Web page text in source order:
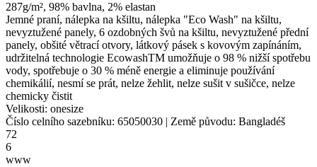
287g/m², 98% bavlna, 2% elastan
Jemné praní, nálepka na kšiltu, nálepka "Eco Wash" na kšiltu,
nevyztužené panely, 6 ozdobných švů na kšiltu, nevyztužené přední
panely, obšité větrací otvory, látkový pásek s kovovým zapínáním,
udržitelná technologie EcowashTM umožňuje o 98 % nižší spotřebu
vody, spotřebuje o 30 % méně energie a eliminuje používání
chemikálií, nesmí se prát, nelze žehlit, nelze sušit v sušičce, nelze
chemicky čistit
Velikosti: onesize
Číslo celního sazebníku: 65050030 | Země původu: Bangladéš
72
6
www